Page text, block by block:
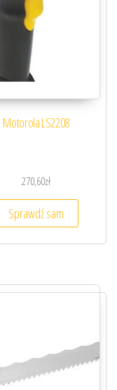
Motorola LS2208
270,60zł
Sprawdź sam